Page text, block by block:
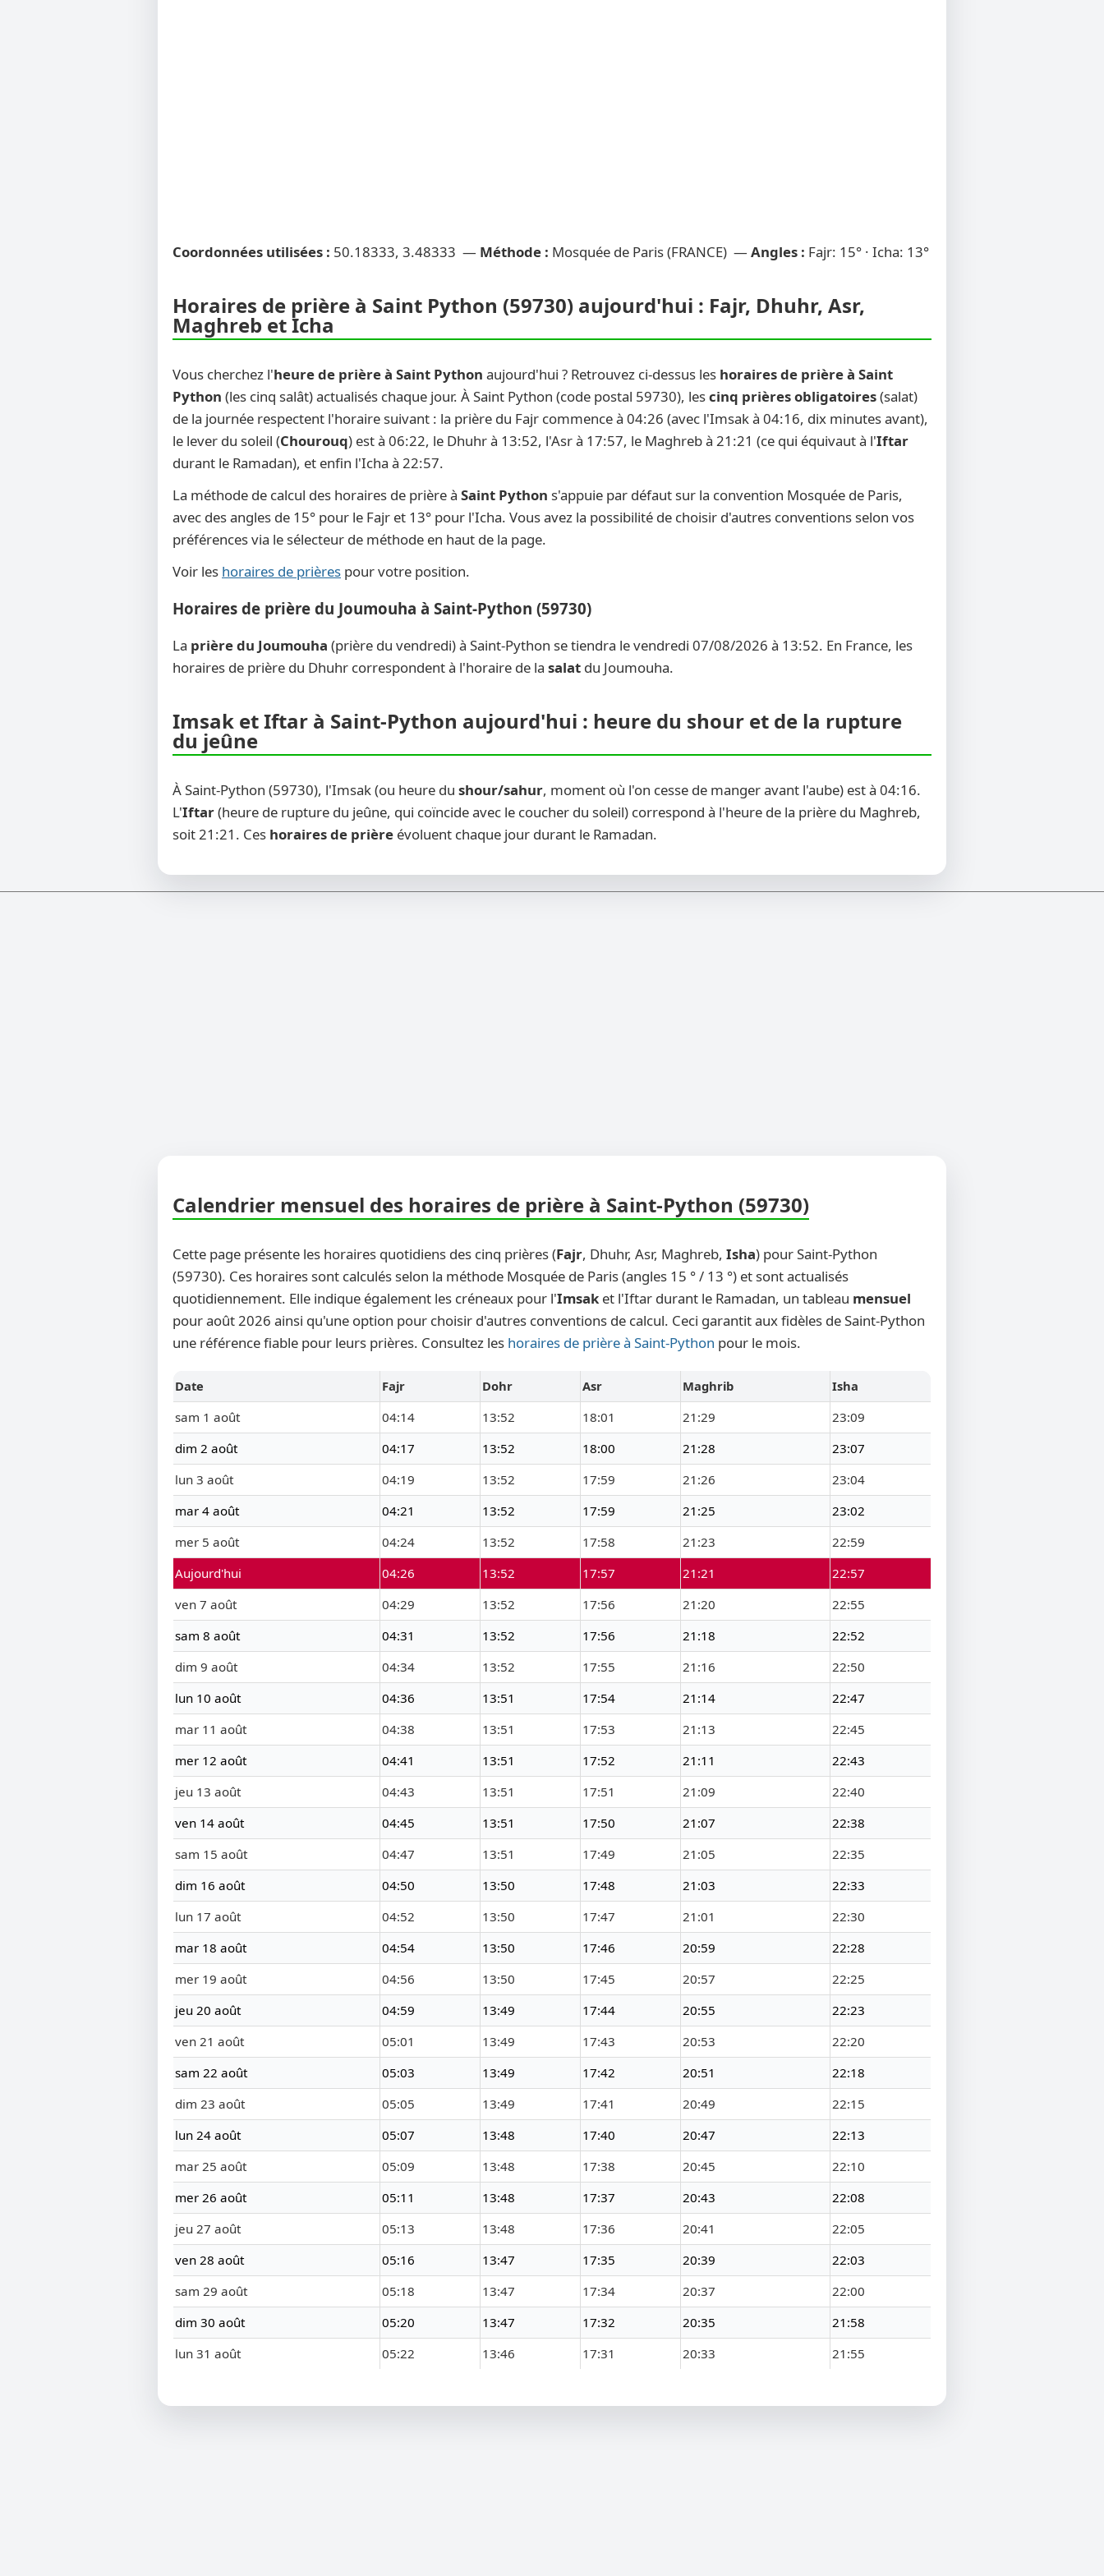
Coordonnées utilisées : 50.18333, 3.48333 — Méthode : Mosquée de Paris (FRANCE) — Angles : Fajr: 15° · Icha: 13°
Horaires de prière à Saint Python (59730) aujourd'hui : Fajr, Dhuhr, Asr,
Maghreb et Icha
Vous cherchez l'heure de prière à Saint Python aujourd'hui ? Retrouvez ci-dessus les horaires de prière à Saint
Python (les cinq salât) actualisés chaque jour. À Saint Python (code postal 59730), lescinq prières obligatoires(salat)
de la journée respectent l'horaire suivant : la prière du Fajr commence à 04:26 (avec l'Imsak à 04:16, dix minutes avant),
le lever du soleil (Chourouq) est à 06:22, le Dhuhr à 13:52, l'Asr à 17:57, le Maghreb à 21:21 (ce qui équivaut à l'Iftar
durant le Ramadan), et enfin l'Icha à 22:57.
La méthode de calcul des horaires de prière à Saint Python s'appuie par défaut sur la convention Mosquée de Paris,
avec des angles de 15° pour le Fajr et 13° pour l'Icha. Vous avez la possibilité de choisir d'autres conventions selon vos
préférences via le sélecteur de méthode en haut de la page.
Voir les horaires de prières pour votre position.
Horaires de prière du Joumouha à Saint-Python (59730)
La prière du Joumouha (prière du vendredi) à Saint-Python se tiendra le vendredi 07/08/2026 à 13:52. En France, les
horaires de prière du Dhuhr correspondent à l'horaire de la salat du Joumouha.
Imsak et Iftar à Saint-Python aujourd'hui : heure du shour et de la rupture
du jeûne
À Saint-Python (59730), l'Imsak (ou heure du shour/sahur, moment où l'on cesse de manger avant l'aube) est à 04:16.
L'Iftar(heure de rupture du jeûne, qui coïncide avec le coucher du soleil) correspond à l'heure de la prière du Maghreb,
soit 21:21. Ces horaires de prière évoluent chaque jour durant le Ramadan.
Calendrier mensuel des horaires de prière à Saint-Python (59730)
Cette page présente les horaires quotidiens des cinq prières (Fajr, Dhuhr, Asr, Maghreb, Isha) pour Saint-Python
(59730). Ces horaires sont calculés selon la méthode Mosquée de Paris (angles 15 ° / 13 °) et sont actualisés
quotidiennement. Elle indique également les créneaux pour l'Imsak et l'Iftar durant le Ramadan, un tableau mensuel
pour août 2026 ainsi qu'une option pour choisir d'autres conventions de calcul. Ceci garantit aux fidèles de Saint-Python
une référence fiable pour leurs prières. Consultez les horaires de prière à Saint-Python pour le mois.
Date Fajr Dohr Asr Maghrib
Isha
sam 1 août
04:14 13:52 18:01 21:29
23:09
dim 2 août
04:17 13:52 18:00 21:28
23:07
lun 3 août
04:19 13:52 17:59 21:26
23:04
mar 4 août
04:21 13:52 17:59 21:25
23:02
mer 5 août
04:24 13:52 17:58 21:23
22:59
Aujourd'hui
04:26 13:52 17:57 21:21
22:57
ven 7 août
04:29 13:52 17:56 21:20
22:55
sam 8 août
04:31 13:52 17:56 21:18
22:52
dim 9 août
04:34 13:52 17:55 21:16
22:50
lun 10 août
04:36 13:51 17:54 21:14
22:47
mar 11 août
04:38 13:51 17:53 21:13
22:45
mer 12 août
04:41 13:51 17:52 21:11
22:43
jeu 13 août
04:43 13:51 17:51 21:09
22:40
ven 14 août
04:45 13:51 17:50 21:07
22:38
sam 15 août
04:47 13:51 17:49 21:05
22:35
dim 16 août
04:50 13:50 17:48 21:03
22:33
lun 17 août
04:52 13:50 17:47 21:01
22:30
mar 18 août
04:54 13:50 17:46 20:59
22:28
mer 19 août
04:56 13:50 17:45 20:57
22:25
jeu 20 août
04:59 13:49 17:44 20:55
22:23
ven 21 août
05:01 13:49 17:43 20:53
22:20
sam 22 août
05:03 13:49 17:42 20:51
22:18
dim 23 août
05:05 13:49 17:41 20:49
22:15
lun 24 août
05:07 13:48 17:40 20:47
22:13
mar 25 août
05:09 13:48 17:38 20:45
22:10
mer 26 août
05:11 13:48 17:37 20:43
22:08
jeu 27 août
05:13 13:48 17:36 20:41
22:05
ven 28 août
05:16 13:47 17:35 20:39
22:03
sam 29 août
05:18 13:47 17:34 20:37
22:00
dim 30 août
05:20 13:47 17:32 20:35
21:58
lun 31 août
05:22 13:46 17:31 20:33 21:55